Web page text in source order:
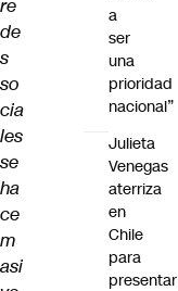
re
de
s
so
cia
les
se
ha
ce
m
asi
a
ser
una
prioridad
nacional”
Julieta
Venegas
aterriza
en
Chile
para
presentar